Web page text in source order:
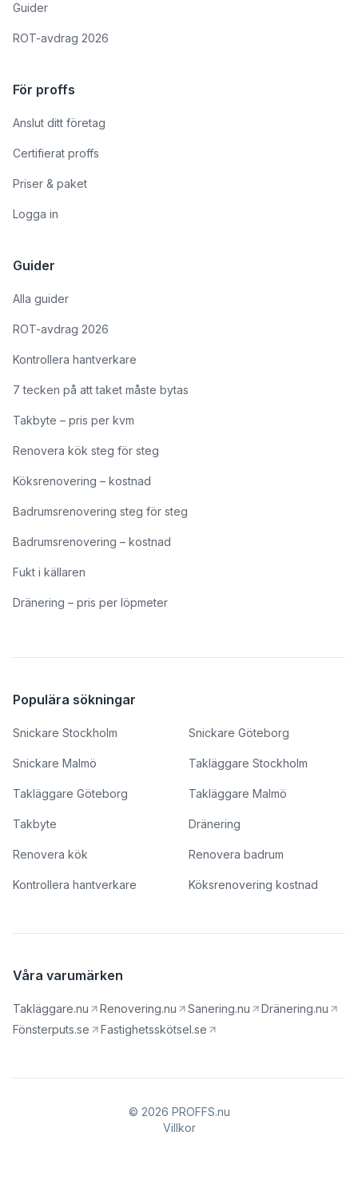
Guider
ROT-avdrag 2026
För proffs
Anslut ditt företag
Certifierat proffs
Priser & paket
Logga in
Guider
Alla guider
ROT-avdrag 2026
Kontrollera hantverkare
7 tecken på att taket måste bytas
Takbyte – pris per kvm
Renovera kök steg för steg
Köksrenovering – kostnad
Badrumsrenovering steg för steg
Badrumsrenovering – kostnad
Fukt i källaren
Dränering – pris per löpmeter
Populära sökningar
Snickare Stockholm Snickare Göteborg
Snickare Malmö Takläggare Stockholm
Takläggare Göteborg Takläggare Malmö
Takbyte Dränering
Renovera kök Renovera badrum
Kontrollera hantverkare Köksrenovering kostnad
Våra varumärken
Takläggare.nu Renovering.nu Sanering.nu
Dränering.nu
Fönsterputs.se
Fastighetsskötsel.se
© 2026 PROFFS.nu
Villkor